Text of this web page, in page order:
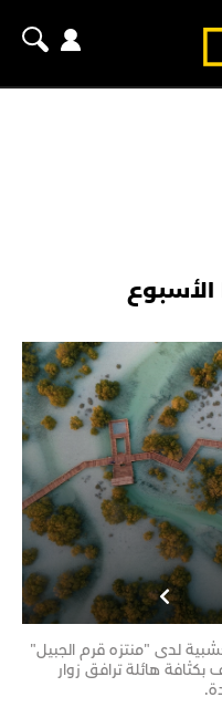
لدى "منتزه قرم الجبيل"
هائلة ترافق زوار